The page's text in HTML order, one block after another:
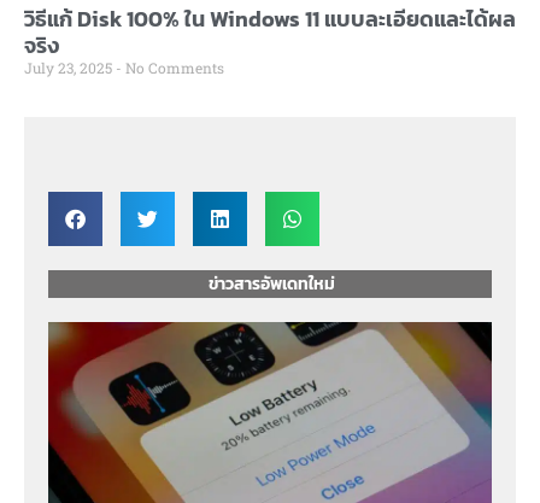
วิธีแก้ Disk 100% ใน Windows 11 แบบละเอียดและได้ผล
จริง
July 23, 2025 No Comments
ข่าวสารอัพเดทใหม่